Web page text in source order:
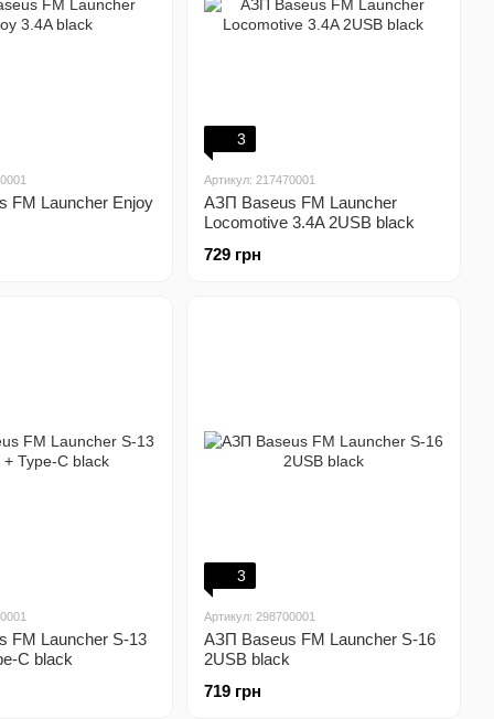
FM Launcher Enjoy
3
Артикул: 217470001
АЗП Baseus FM Launcher
Locomotive 3.4A 2USB black
729 грн
FM Launcher S-13
C black
3
Артикул: 298700001
АЗП Baseus FM Launcher S-16
2USB black
719 грн